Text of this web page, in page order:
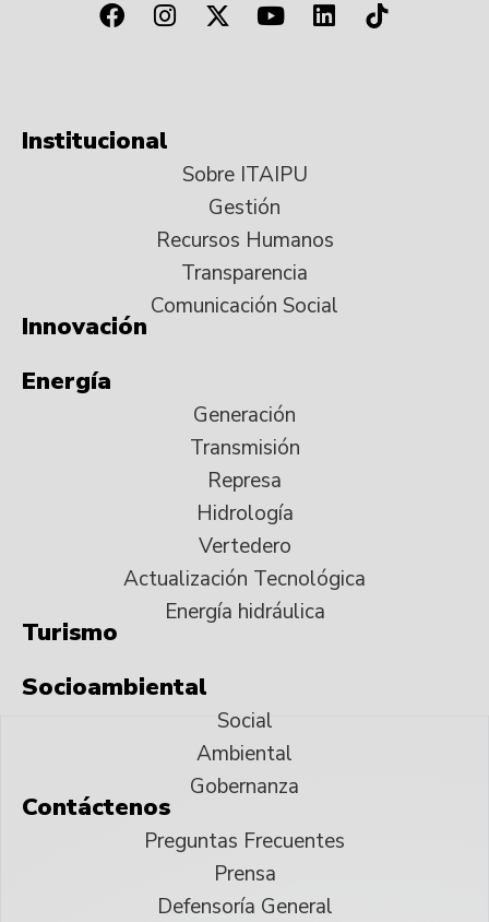
Institucional
Sobre ITAIPU
Gestión
Recursos Humanos
Transparencia
Comunicación Social
Innovación
Energía
Generación
Transmisión
Represa
Hidrología
Vertedero
Actualización Tecnológica
Energía hidráulica
Turismo
Socioambiental
Social
Ambiental
Gobernanza
Contáctenos
Preguntas Frecuentes
Prensa
Defensoría General